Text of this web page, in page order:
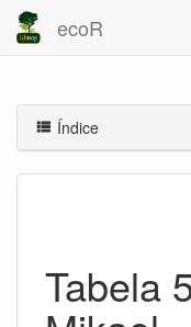
ecoR
Índice
Tabela